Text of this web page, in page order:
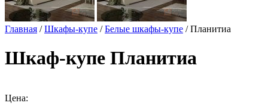
Главная /Шкафы-купе /Белые шкафы-купе / Планитиа
Шкаф-купе Планитиа
Цена: